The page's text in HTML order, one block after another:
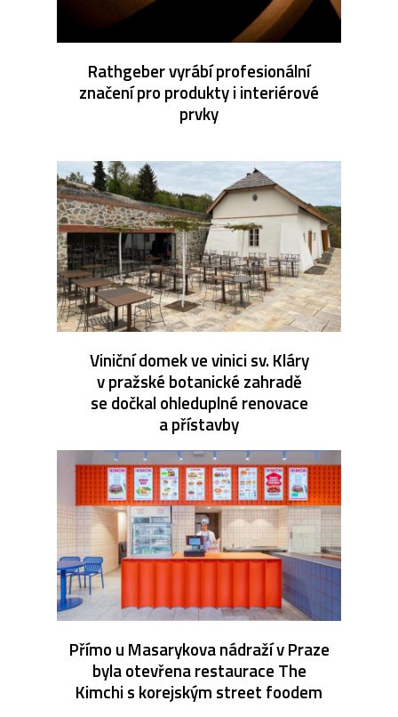
Rathgeber vyrábí profesionální
značení pro produkty i interiérové
prvky
Viniční domek ve vinici sv. Kláry
v pražské botanické zahradě
se dočkal ohleduplné renovace
a přístavby
Přímo u Masarykova nádraží v Praze
byla otevřena restaurace The
Kimchi s korejským street foodem